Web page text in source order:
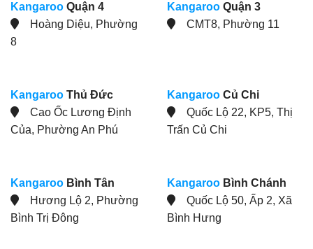
Kangaroo Quận 4
Hoàng Diệu, Phường
8
Kangaroo Quận 3
CMT8, Phường 11
Kangaroo Thủ Đức
Cao Ốc Lương Định
Của, Phường An Phú
Kangaroo Củ Chi
Quốc Lộ 22, KP5, Thị
Trấn Củ Chi
Kangaroo Bình Tân
Hương Lộ 2, Phường
Bình Trị Đông
Kangaroo Bình Chánh
Quốc Lộ 50, Ấp 2, Xã
Bình Hưng